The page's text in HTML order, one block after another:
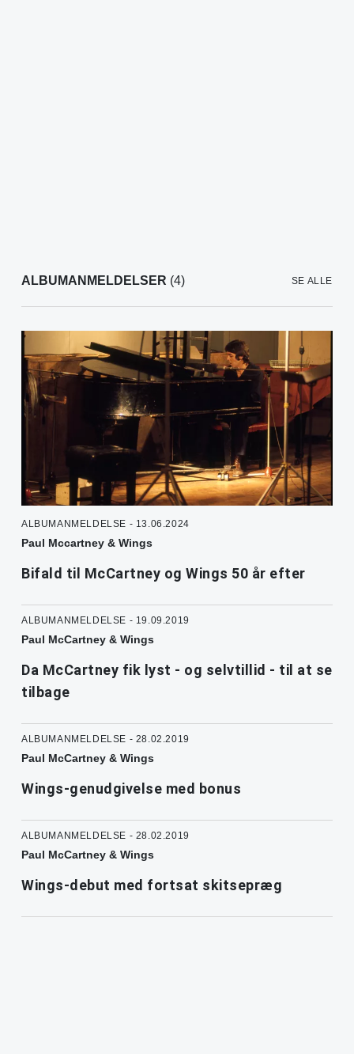
ALBUMANMELDELSER (4) SE ALLE
ALBUMANMELDELSE - 13.06.2024
Paul Mccartney & Wings
Bifald til McCartney og Wings 50 år efter
ALBUMANMELDELSE - 19.09.2019
Paul McCartney & Wings
Da McCartney fik lyst - og selvtillid - til at se
tilbage
ALBUMANMELDELSE - 28.02.2019
Paul McCartney & Wings
Wings-genudgivelse med bonus
ALBUMANMELDELSE - 28.02.2019
Paul McCartney & Wings
Wings-debut med fortsat skitsepræg